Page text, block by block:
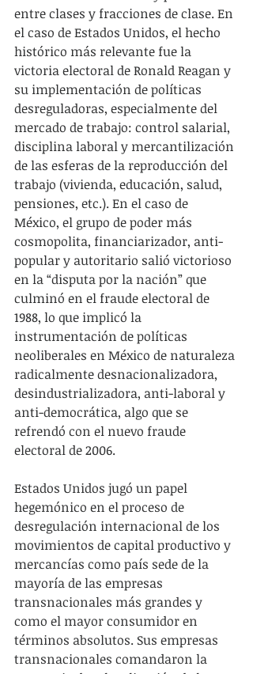
entre clases y fracciones de clase. En
el caso de Estados Unidos, el hecho
histórico más relevante fue la
victoria electoral de Ronald Reagan y
su implementación de políticas
desreguladoras, especialmente del
mercado de trabajo: control salarial,
disciplina laboral y mercantilización
de las esferas de la reproducción del
trabajo (vivienda, educación, salud,
pensiones, etc.). En el caso de
México, el grupo de poder más
cosmopolita, financiarizador, anti-
popular y autoritario salió victorioso
en la “disputa por la nación” que
culminó en el fraude electoral de
1988, lo que implicó la
instrumentación de políticas
neoliberales en México de naturaleza
radicalmente desnacionalizadora,
desindustrializadora, anti-laboral y
anti-democrática, algo que se
refrendó con el nuevo fraude
electoral de 2006.
Estados Unidos jugó un papel
hegemónico en el proceso de
desregulación internacional de los
movimientos de capital productivo y
mercancías como país sede de la
mayoría de las empresas
transnacionales más grandes y
como el mayor consumidor en
términos absolutos. Sus empresas
transnacionales comandaron la